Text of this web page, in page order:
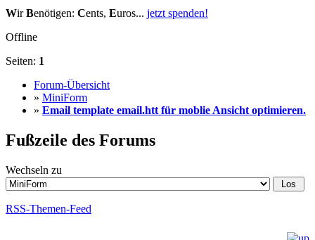
WirBenötigen: Cents, Euros... jetzt spenden!
Offline
Seiten: 1
Forum-Übersicht
» MiniForm
» Email template email.htt für moblie Ansicht optimieren.
Fußzeile des Forums
Wechseln zu
RSS-Themen-Feed